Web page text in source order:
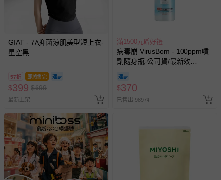
GIAT - 7A抑菌涼肌美型短上衣-
星空黑
57折 即將售完
$399 $699
最新上架
滿1500元贈好禮
病毒崩 VirusBom - 100ppm噴
劑隨身瓶-公司貨/最新效
$370
已售出 98974